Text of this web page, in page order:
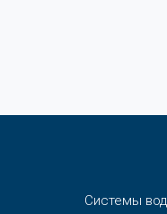
Системы